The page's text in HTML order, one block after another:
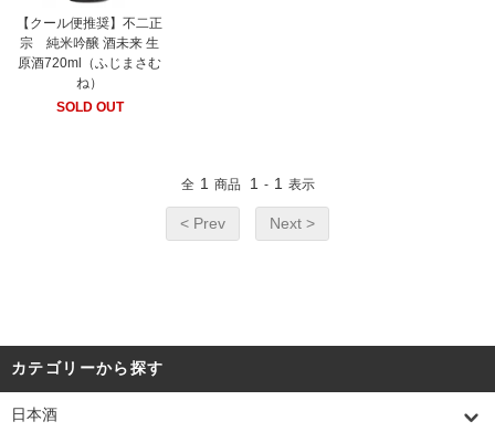
【クール便推奨】不二正
宗 純米吟醸 酒未来 生
原酒720ml（ふじまさむ
ね）
SOLD OUT
全 1 商品 1 - 1 表示
< Prev Next >
カテゴリーから探す
日本酒